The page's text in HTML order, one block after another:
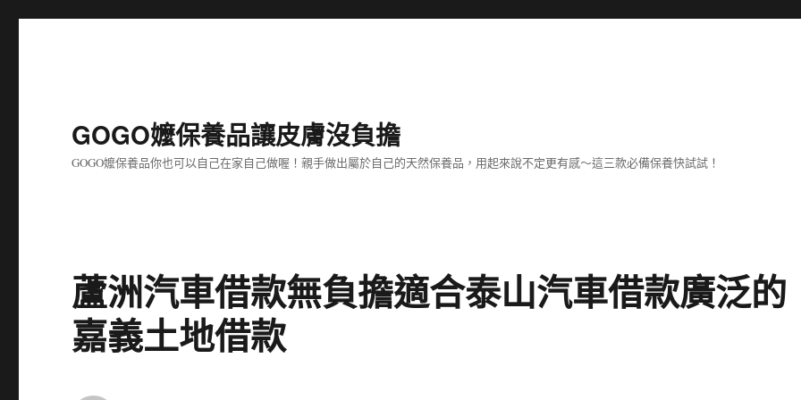
GOGO嬤保養品讓皮膚沒負擔
GOGO嬤保養品你也可以自己在家自己做喔！親手做出屬於自己的天然保養品，用起來說不定更有感～這三款必備保養快試試！
蘆洲汽車借款無負擔適合泰山汽車借款廣泛的
嘉義土地借款